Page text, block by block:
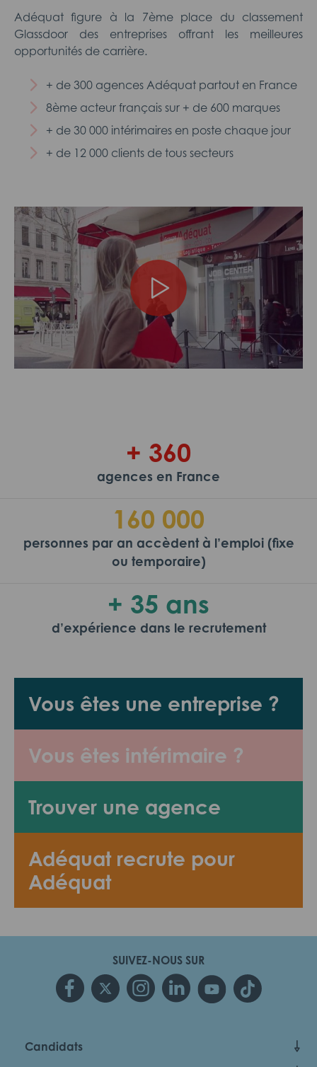
Adéquat figure à la 7ème place du classement
Glassdoor des entreprises offrant les meilleures
opportunités de carrière.
+ de 300 agences Adéquat partout en France
8ème acteur français sur + de 600 marques
+ de 30 000 intérimaires en poste chaque jour
+ de 12 000 clients de tous secteurs
Vous êtes une entreprise ?
Vous êtes intérimaire ?
Trouver une agence
Adéquat recrute pour
Adéquat
+ 360
agences en France
160 000
personnes par an accèdent à l’emploi (fixe
ou temporaire)
+ 35 ans
d’expérience dans le recrutement
SUIVEZ-NOUS SUR
Candidats